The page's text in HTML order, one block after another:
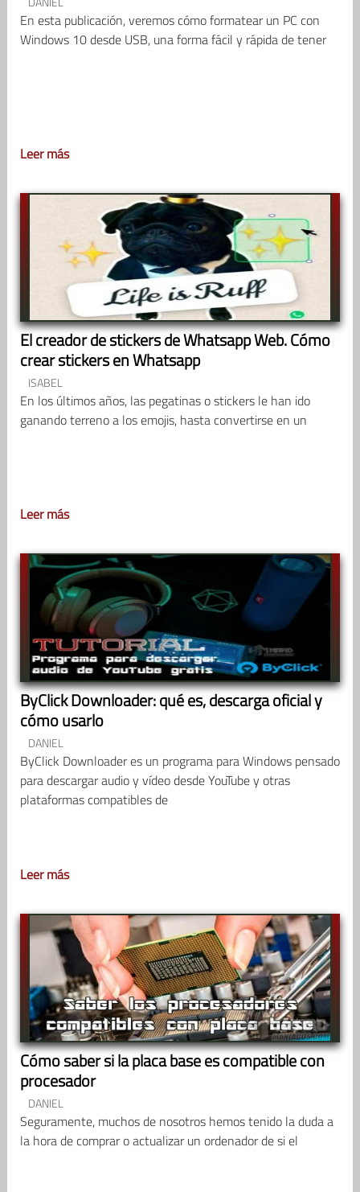
En esta publicación, veremos cómo formatear un PC con
Windows 10 desde USB, una forma fácil y rápida de tener
Leer más
El creador de stickers de Whatsapp Web. Cómo
crear stickers en Whatsapp
ISABEL
En los últimos años, las pegatinas o stickers le han ido
ganando terreno a los emojis, hasta convertirse en un
Leer más
ByClick Downloader: qué es, descarga oficial y
cómo usarlo
DANIEL
ByClick Downloader es un programa para Windows pensado
para descargar audio y vídeo desde YouTube y otras
plataformas compatibles de
Leer más
Cómo saber si la placa base es compatible con
procesador
DANIEL
Seguramente, muchos de nosotros hemos tenido la duda a
la hora de comprar o actualizar un ordenador de si el